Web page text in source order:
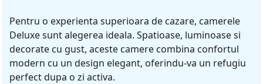
Pentru o experienta superioara de cazare, camerele
Deluxe sunt alegerea ideala. Spatioase, luminoase si
decorate cu gust, aceste camere combina confortul
modern cu un design elegant, oferindu-va un refugiu
perfect dupa o zi activa.